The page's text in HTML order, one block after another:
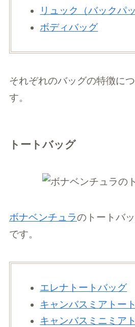
リュック（バックパッ
ボディバッグ
それぞれのバッグの特徴に
す。
トートバッグ
ボナベンチュラのトートバ
です。
エレナトートバッグ
キャンバスミアトー
キャンバスミニミア